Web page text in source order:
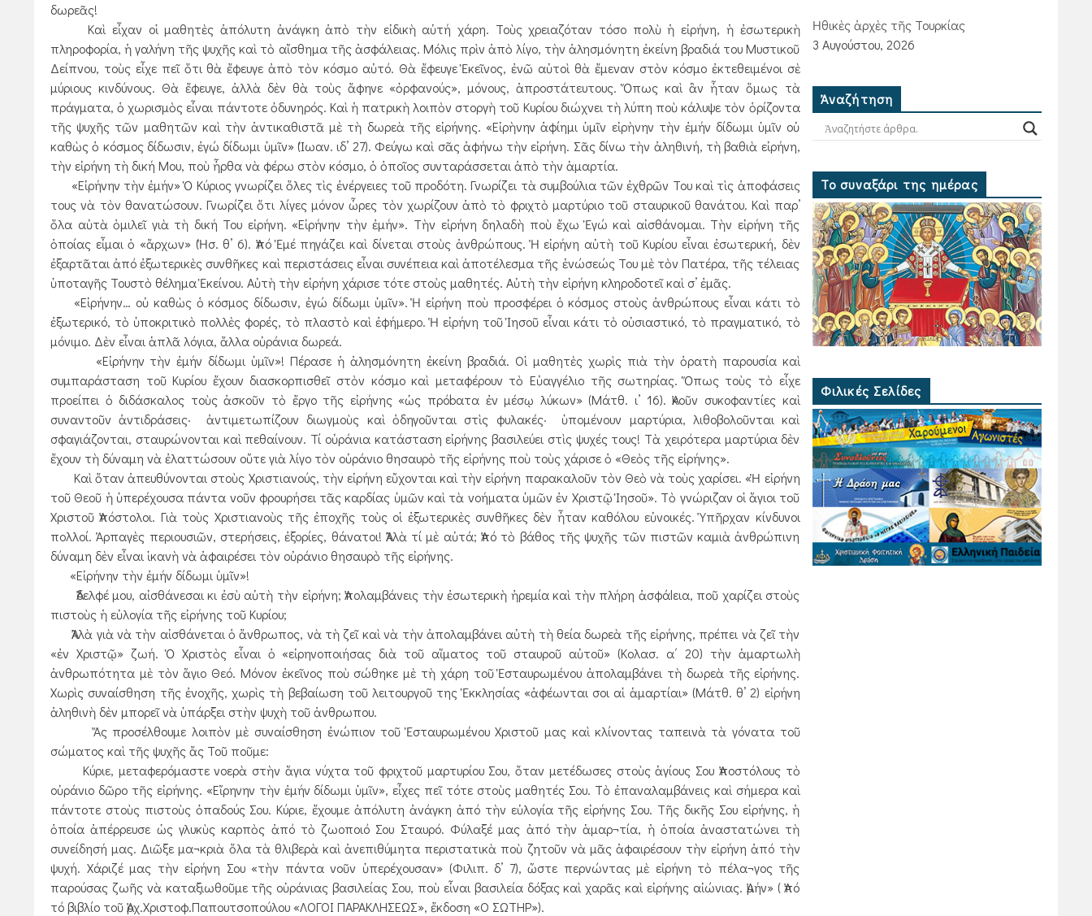
δωρεᾶς!
Καὶ εἶχαν οἱ μαθητὲς ἀπόλυτη ἀνάγκη ἀπὸ τὴν εἰδικὴ αὐτή χάρη. Τοὺς χρειαζόταν τόσο πολὺ ἡ εἰρήνη, ἡ ἐσωτερικὴ
πληροφορία, ἡ γαλήνη τῆς ψυχῆς καὶ τὸ αἴσθημα τῆς ἀσφάλειας. Μόλις πρὶν ἀπὸ λίγο, τὴν ἀλησμόνητη ἐκείνη βραδιά του Μυστικοῦ
Δείπνου, τοὺς εἶχε πεῖ ὅτι θὰ ἔφευγε ἀπὸ τὸν κόσμο αὐτό. Θὰ ἔφευγε Ἐκεῖνος, ἐνῶ αὐτοὶ θὰ ἔμεναν στὸν κόσμο ἐκτεθειμένοι σὲ
μύριους κινδύνους. Θὰ ἔφευγε, ἀλλὰ δὲν θὰ τοὺς ἄφηνε «ὀρφανούς», μόνους, ἀπροστάτευτους. Ὅπως καὶ ἂν ἦταν ὅμως τὰ
πράγματα, ὁ χωρισμὸς εἶναι πάντοτε ὀδυνηρός. Καὶ ἡ πατρικὴ λοιπὸν στοργὴ τοῦ Κυρίου διώχνει τὴ λύπη ποὺ κάλυψε τὸν ὁρίζοντα
τῆς ψυχῆς τῶν μαθητῶν καὶ τὴν ἀντικαθιστᾶ μὲ τὴ δωρεὰ τῆς εἰρήνης. «Εἰρὴνην ἀφίημι ὑμῖν εἰρὴνην τὴν ἐμήν δίδωμι ὑμῖν οὐ
καθὼς ὁ κόσμος δίδωσιν, ἐγώ δίδωμι ὑμῖν» (Ἰωαν. ιδ’ 27). Φεύγω καὶ σᾶς ἀφήνω τὴν εἰρήνη. Σᾶς δίνω τὴν ἀληθινή, τὴ βαθιὰ εἰρήνη,
τὴν εἰρήνη τὴ δική Μου, ποὺ ἦρθα νὰ φέρω στὸν κόσμο, ὁ ὁποῖος συνταράσσεται ἀπὸ τὴν ἁμαρτία.
«Εἰρήνην τὴν ἐμήν» Ὁ Κύριος γνωρίζει ὅλες τὶς ἐνέργειες τοῦ προδότη. Γνωρίζει τὰ συμβούλια τῶν ἐχθρῶν Του καὶ τὶς ἀποφάσεις
τους νὰ τὸν θανατώσουν. Γνωρίζει ὅτι λίγες μόνον ὧρες τὸν χωρίζουν ἀπὸ τὸ φριχτὸ μαρτύριο τοῦ σταυρικοῦ θανάτου. Καὶ παρ’
ὅλα αὐτὰ ὁμιλεῖ γιὰ τὴ δική Του εἰρήνη. «Εἰρήνην τὴν ἐμήν». Τὴν εἰρήνη δηλαδὴ ποὺ ἔχω Ἐγώ καὶ αἰσθάνομαι. Τὴν εἰρήνη τῆς
ὁποίας εἶμαι ὁ «ἄρχων» (Ἡσ. θ’ 6). Ἀπό Ἐμέ πηγάζει καὶ δίνεται στοὺς ἀνθρώπους. Ἡ εἰρήνη αὐτὴ τοῦ Κυρίου εἶναι ἐσωτερική, δὲν
ἐξαρτᾶται ἀπό ἐξωτερικὲς συνθῆκες καὶ περιστάσεις εἶναι συνέπεια καὶ ἀποτέλεσμα τῆς ἑνώσεώς Του μὲ τὸν Πατέρα, τῆς τέλειας
ὑποταγῆς Τουστὸ θέλημα Ἐκείνου. Αὐτὴ τὴν εἰρήνη χάρισε τότε στοὺς μαθητές. Αὐτὴ τὴν εἰρήνη κληροδοτεῖ καὶ σ’ ἐμᾶς.
«Εἰρήνην… οὐ καθὼς ὁ κόσμος δίδωσιν, ἐγώ δίδωμι ὑμῖν». Ἡ εἰρήνη ποὺ προσφέρει ὁ κόσμος στοὺς ἀνθρώπους εἶναι κάτι τὸ
ἐξωτερικό, τὸ ὑποκριτικὸ πολλὲς φορές, τὸ πλαστὸ καὶ ἐφήμερο. Ἡ εἰρήνη τοῦ Ἰησοῦ εἶναι κάτι τὸ οὐσιαστικό, τὸ πραγματικό, τὸ
μόνιμο. Δὲν εἶναι ἁπλᾶ λόγια, ἄλλα οὐράνια δωρεά.
«Εἰρήνην τὴν ἐμήν δίδωμι ὑμῖν»! Πέρασε ἡ ἀλησμόνητη ἐκείνη βραδιά. Οἱ μαθητὲς χωρὶς πιὰ τὴν ὁρατὴ παρουσία καὶ
συμπαράσταση τοῦ Κυρίου ἔχουν διασκορπισθεῖ στὸν κόσμο καὶ μεταφέρουν τὸ Εὐαγγέλιο τῆς σωτηρίας. Ὅπως τοὺς τὸ εἶχε
προείπει ὁ διδάσκαλος τοὺς ἀσκοῦν τὸ ἔργο τῆς εἰρήνης «ὡς πρόbατα ἐν μέσῳ λύκων» (Μάτθ. ι’ 16). Ἀκοῦν συκοφαντίες καὶ
συναντοῦν ἀντιδράσεις· ἀντιμετωπίζουν διωγμοὺς καὶ ὁδηγοῦνται στὶς φυλακές· ὑπομένουν μαρτύρια, λιθοβολοῦνται καὶ
σφαγιάζονται, σταυρώνονται καὶ πεθαίνουν. Τί οὐράνια κατάσταση εἰρήνης βασιλεύει στὶς ψυχές τους! Τὰ χειρότερα μαρτύρια δὲν
ἔχουν τὴ δύναμη νὰ ἐλαττώσουν οὔτε γιὰ λίγο τὸν οὐράνιο θησαυρὸ τῆς εἰρήνης ποὺ τοὺς χάρισε ὁ «Θεὸς τῆς εἰρήνης».
Καὶ ὅταν ἀπευθύνονται στοὺς Χριστιανούς, τὴν εἰρήνη εὔχονται καὶ τὴν εἰρήνη παρακαλοῦν τὸν Θεὸ νὰ τοὺς χαρίσει. «Ἡ εἰρήνη
τοῦ Θεοῦ ἡ ὑπερέχουσα πάντα νοῦν φρουρήσει τᾶς καρδίας ὑμῶν καὶ τὰ νοήματα ὑμῶν ἐν Χριστῷ Ἰησοῦ». Τὸ γνώριζαν οἱ ἅγιοι τοῦ
Χριστοῦ Ἀπόστολοι. Γιὰ τοὺς Χριστιανοὺς τῆς ἐποχῆς τοὺς οἱ ἐξωτερικὲς συνθῆκες δὲν ἦταν καθόλου εὐνοικές. Ὑπῆρχαν κίνδυνοι
πολλοί. Ἁρπαγὲς περιουσιῶν, στερήσεις, ἐξορίες, θάνατοι! Ἀλλὰ τί μὲ αὐτά; Ἀπό τὸ βάθος τῆς ψυχῆς τῶν πιστῶν καμιὰ ἀνθρώπινη
δύναμη δὲν εἶναι ἱκανὴ νὰ ἀφαιρέσει τὸν οὐράνιο θησαυρὸ τῆς εἰρήνης.
«Εἰρήνην τὴν ἐμήν δίδωμι ὑμῖν»!
Ἀδελφέ μου, αἰσθάνεσαι κι ἐσὺ αὐτὴ τὴν εἰρήνη; Ἀπολαμβάνεις τὴν ἐσωτερικὴ ἠρεμία καὶ τὴν πλήρη ἀσφάlεια, ποῦ χαρίζει στοὺς
πιστοὺς ἡ εὐλογία τῆς εἰρήνης τοῦ Κυρίου;
Ἀλλὰ γιὰ νὰ τὴν αἰσθάνεται ὁ ἄνθρωπος, νὰ τὴ ζεῖ καὶ νὰ τὴν ἀπολαμβάνει αὐτὴ τὴ θεία δωρεὰ τῆς εἰρήνης, πρέπει νὰ ζεῖ τὴν
«ἐν Χριστῷ» ζωή. Ὁ Χριστὸς εἶναι ὁ «εἰρηνοποιήσας διὰ τοῦ αἵματος τοῦ σταυροῦ αὐτοῦ» (Κολασ. α΄ 20) τὴν ἁμαρτωλὴ
ἀνθρωπότητα μὲ τὸν ἅγιο Θεό. Μόνον ἐκεῖνος ποὺ σώθηκε μὲ τὴ χάρη τοῦ Ἐσταυρωμένου ἀπολαμβάνει τὴ δωρεὰ τῆς εἰρήνης.
Χωρὶς συναίσθηση τῆς ἐνοχῆς, χωρὶς τὴ βεβαίωση τοῦ λειτουργοῦ της Ἐκκλησίας «ἀφέωνται σοι αἱ ἁμαρτίαι» (Μάτθ. θ’ 2) εἰρήνη
ἀληθινὴ δὲν μπορεῖ νὰ ὑπάρξει στὴν ψυχὴ τοῦ ἀνθρωπου.
Ἄς προσέλθουμε λοιπὸν μὲ συναίσθηση ἐνώπιον τοῦ Ἐσταυρωμένου Χριστοῦ μας καὶ κλίνοντας ταπεινὰ τὰ γόνατα τοῦ
σώματος καὶ τῆς ψυχῆς ἄς Τοῦ ποῦμε:
Κύριε, μεταφερόμαστε νοερὰ στὴν ἅγια νύχτα τοῦ φριχτοῦ μαρτυρίου Σου, ὅταν μετέδωσες στοὺς ἁγίους Σου Ἀποστόλους τὸ
οὐράνιο δῶρο τῆς εἰρήνης. «Εἴρηνην τὴν ἐμήν δίδωμι ὑμῖν», εἶχες πεῖ τότε στοὺς μαθητές Σου. Τὸ ἐπαναλαμβάνεις καὶ σήμερα καὶ
πάντοτε στοὺς πιστοὺς ὀπαδούς Σου. Κύριε, ἔχουμε ἀπόλυτη ἀνάγκη ἀπό τὴν εὐλογία τῆς εἰρήνης Σου. Τῆς δικῆς Σου εἰρήνης, ἡ
ὁποία ἀπέρρευσε ὡς γλυκὺς καρπὸς ἀπό τὸ ζωοποιό Σου Σταυρό. Φύλαξέ μας ἀπό τὴν ἁμαρ¬τία, ἡ ὁποία ἀναστατώνει τὴ
συνείδησή μας. Διῶξε μα¬κριὰ ὅλα τὰ θλιβερὰ καὶ ἀνεπιθύμητα περιστατικὰ ποὺ ζητοῦν νὰ μᾶς ἀφαιρέσουν τὴν εἰρήνη ἀπό τὴν
ψυχή. Χάριζέ μας τὴν εἰρήνη Σου «τὴν πάντα νοῦν ὑπερέχουσαν» (Φιλιπ. δ’ 7), ὥστε περνώντας μὲ εἰρήνη τὸ πέλα¬γος τῆς
παρούσας ζωῆς νὰ καταξιωθοῦμε τῆς οὐράνιας βασιλείας Σου, ποὺ εἶναι βασιλεία δόξας καὶ χαρᾶς καὶ εἰρήνης αἰώνιας. Ἀμήν» ( Ἀπό
τό βιβλίο τοῦ Ἀρχ.Χριστοφ.Παπουτσοπούλου «ΛΟΓΟΙ ΠΑΡΑΚΛΗΣΕΩΣ», ἔκδοση «Ο ΣΩΤΗΡ»).
Ἠθικὲς ἀρχὲς τῆς Τουρκίας
3 Αυγούστου, 2026
Ἀναζήτηση
Το συναξάρι της ημέρας
Φιλικές Σελίδες